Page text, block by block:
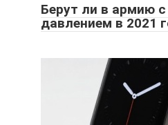
Берут ли в армию
давлением в 2021